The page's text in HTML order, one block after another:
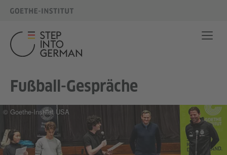
Fußball-Gespräche
© Goethe-Institut USA